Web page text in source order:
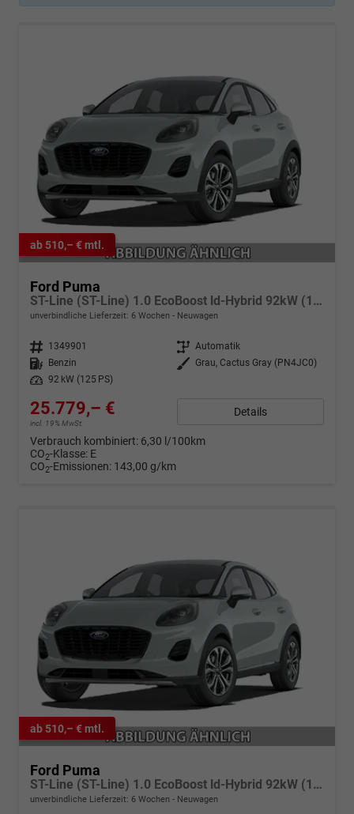
ab 510,– € mtl.
Ford Puma
ST-Line (ST-Line) 1.0 EcoBoost ld-Hybrid 92kW (125 PS) 7-Gang-DSG
unverbindliche Lieferzeit: 6 Wochen Neuwagen
Fahrzeugnr. 1349901 Getriebe Automatik
Kraftstoff
Benzin Außenfarbe
Grau, Cactus Gray (PN4JC0)
Leistung
92 kW (125 PS)
25.779,– €
incl. 19% MwSt.
Details
Verbrauch kombiniert: 6,30 l/100km
CO2-Klasse: E
CO2-Emissionen: 143,00 g/km
ab 510,– € mtl.
Ford Puma
ST-Line (ST-Line) 1.0 EcoBoost ld-Hybrid 92kW (125 PS) 7-Gang-DSG
unverbindliche Lieferzeit: 6 Wochen Neuwagen